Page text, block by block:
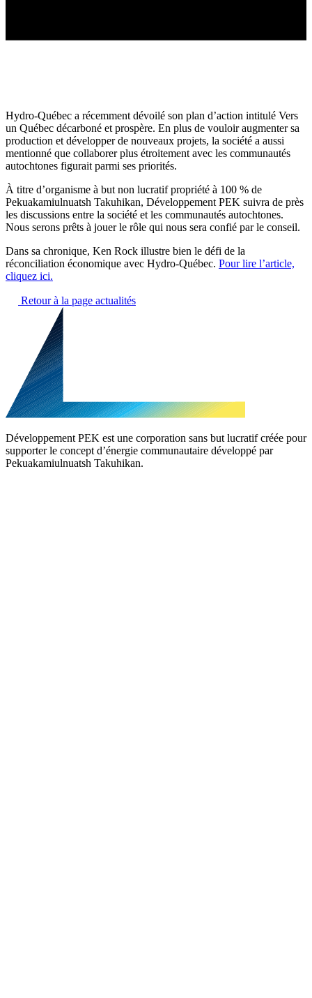
Hydro-Québec a récemment dévoilé son plan d’action intitulé Vers
un Québec décarboné et prospère. En plus de vouloir augmenter sa
production et développer de nouveaux projets, la société a aussi
mentionné que collaborer plus étroitement avec les communautés
autochtones figurait parmi ses priorités.
À titre d’organisme à but non lucratif propriété à 100 % de
Pekuakamiulnuatsh Takuhikan, Développement PEK suivra de près
les discussions entre la société et les communautés autochtones.
Nous serons prêts à jouer le rôle qui nous sera confié par le conseil.
Dans sa chronique, Ken Rock illustre bien le défi de la
réconciliation économique avec Hydro-Québec. Pour lire l’article,
cliquez ici.
Retour à la page actualités
Développement PEK est une corporation sans but lucratif créée pour
supporter le concept d’énergie communautaire développé par
Pekuakamiulnuatsh Takuhikan.